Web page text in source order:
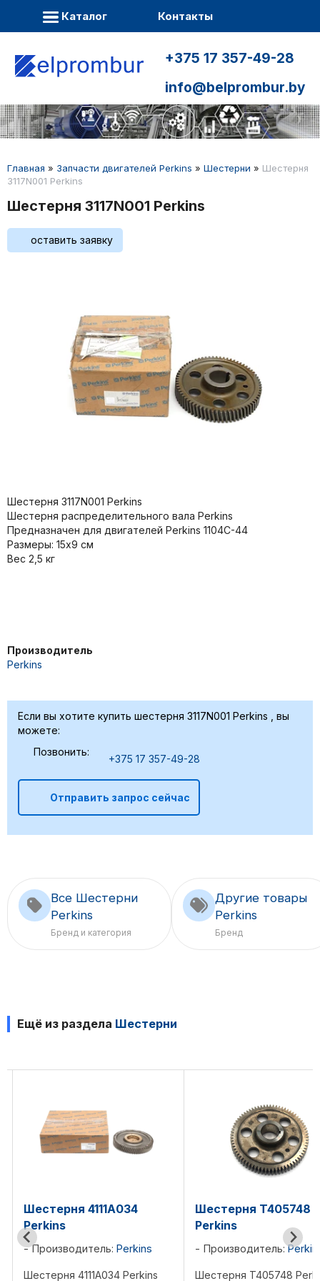
Каталог Контакты
+375 17 357-49-28
info@belprombur.by
Главная » Запчасти двигателей Perkins » Шестерни » Шестерня
3117N001 Perkins
Шестерня 3117N001 Perkins
оставить заявку
Шестерня 3117N001 Perkins
Шестерня распределительного вала Perkins
Предназначен для двигателей Perkins 1104C-44
Размеры: 15х9 см
Вес 2,5 кг
Производитель
Perkins
Если вы хотите купить шестерня 3117N001 Perkins , вы
можете:
Позвонить:
+375 17 357-49-28
Отправить запрос сейчас
Все Шестерни
Perkins
Бренд и категория
Другие товары
Perkins
Бренд
Ещё из раздела Шестерни
Шестерня T405748
Perkins
Производитель:Perkins
Шестерня T405748 Perkins
Шестерня
Perkins
Производитель:
Шестерня T406014